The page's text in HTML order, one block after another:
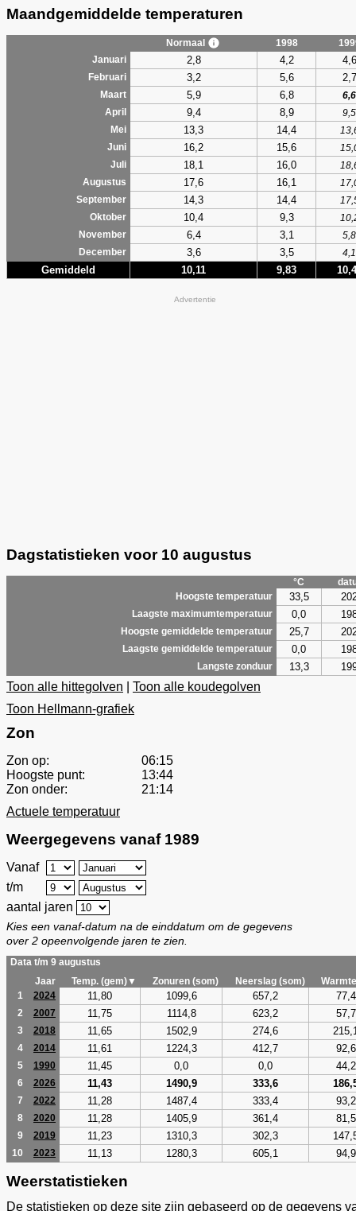
Maandgemiddelde temperaturen
Normaal 1998
Januari
2,8 4,2 4,6
Februari 3,2 5,6 2,7
Maart 5,9 6,8
6,6
April
9,4 8,9
9,5
Mei
13,3 14,4
Juni
16,2 15,6
Juli
18,1 16,0
Augustus
17,6 16,1
September
14,3 14,4
Oktober
10,4 9,3
November
6,4 3,1
5,8
December
3,6 3,5 4,1
Gemiddeld 10,11 9,83
Advertentie
Dagstatistieken voor 10 augustus
°C
Hoogste temperatuur
33,5
Laagste maximumtemperatuur 0,0
Hoogste gemiddelde temperatuur 25,7
Laagste gemiddelde temperatuur 0,0
Langste zonduur 13,3
Toon alle hittegolven
Toon alle koudegolven
Toon Hellmann-grafiek
Zon
Zon op:
06:15
Hoogste punt:
13:44
Zon onder:
21:14
Actuele temperatuur
Weergegevens vanaf 1989
Vanaf
t/m
aantal jaren
Kies een vanaf-datum na de einddatum om de gegevens
over 2 opeenvolgende jaren te zien.
Data t/m 9 augustus
Jaar
Temp. (gem)▼ Zonuren (som) Neerslag (som)
1
2024 11,80 1099,6 657,2 77,4
2 2007 11,75 1114,8 623,2 57,7
3 2018 11,65 1502,9 274,6
4 2014 11,61 1224,3 412,7 92,6
5 1990 11,45 0,0 0,0 44,2
6 2026 11,43 1490,9 333,6
7 2022 11,28 1487,4 333,4 93,2
8 2020 11,28 1405,9 361,4 81,5
9 2019 11,23 1310,3 302,3
10 2023 11,13 1280,3 605,1 94,9
Weerstatistieken
De statistieken op deze site zijn gebaseerd op de gegevens